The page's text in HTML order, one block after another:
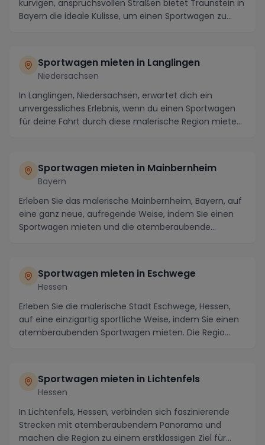
kurvigen, anspruchsvollen Straßen bietet Traunstein in
Bayern die ideale Kulisse, um einen Sportwagen zu...
Sportwagen mieten in Langlingen
Niedersachsen
In Langlingen, Niedersachsen, erwartet dich ein
unvergessliches Erlebnis, wenn du einen Sportwagen
für deine Fahrt durch diese malerische Region miete...
Sportwagen mieten in Mainbernheim
Bayern
Erleben Sie das malerische Mainbernheim, Bayern, auf
eine ganz neue, aufregende Weise, indem Sie einen
Sportwagen mieten und die atemberaubende
Sportwagen mieten in Eschwege
Hessen
Erleben Sie die malerische Stadt Eschwege, Hessen,
auf eine einzigartig sportliche Weise, indem Sie einen
atemberaubenden Sportwagen mieten. Die Regio...
Sportwagen mieten in Lichtenfels
Hessen
In Lichtenfels, Hessen, verbinden sich faszinierende
Strecken mit atemberaubendem Panorama und
machen die Region zu einem erstklassigen Ziel für